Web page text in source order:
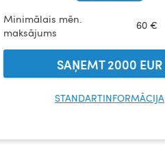
Minimālais mēn.
maksājums
60 €
SAŅEMT2000 EUR
STANDARTINFORMĀCIJA